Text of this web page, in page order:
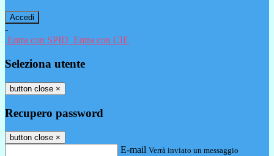
-
Entra con SPID Entra con CIE
Seleziona utente
button close ×
Recupero password
button close ×
E-mail Verrà inviato un messaggio